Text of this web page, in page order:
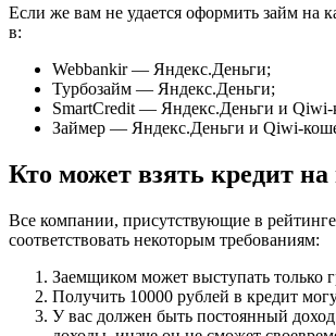
Если же вам не удается оформить займ на
в:
Webbankir — Яндекс.Деньги;
Турбозайм — Яндекс.Деньги;
SmartCredit — Яндекс.Деньги и Qiwi-
Займер — Яндекс.Деньги и Qiwi-
Кто может взять кредит
Все компании, присутствующие в
соответствовать некоторым требованиям:
Заемщиком может выступать только
Получить 10000 рублей в кредит
У вас должен быть постоянный